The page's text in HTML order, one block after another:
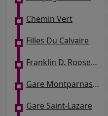
Chemin Vert
Filles Du Calvaire
Franklin D. Roosevelt
Gare Montparnasse
Gare Saint-Lazare